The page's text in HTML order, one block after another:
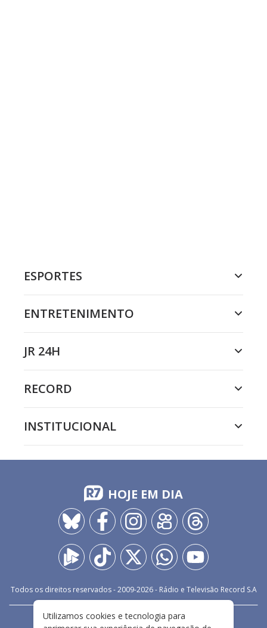
ESPORTES
ENTRETENIMENTO
JR 24H
RECORD
INSTITUCIONAL
HOJE EM DIA
Todos os direitos reservados - 2009-2026- Rádio e Televisão Record S.A
FALE CONOSCO PRIVACIDADE
Utilizamos cookies e tecnologia para